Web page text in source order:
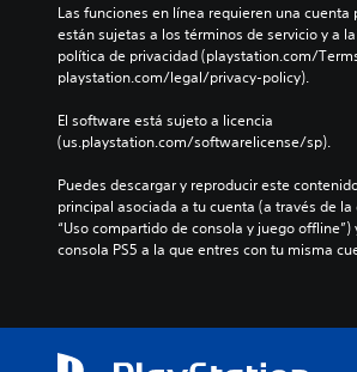
Las funciones en línea requieren una cuenta
están sujetas a los términos de servicio y a
política de privacidad (playstation.com/
playstation.com/legal/privacy-policy).
El software está sujeto a licencia
(us.playstation.com/softwarelicense/sp).
Puedes descargar y reproducir este
principal asociada a tu cuenta (a través de
“Uso compartido de consola y juego
consola PS5 a la que entres con tu misma